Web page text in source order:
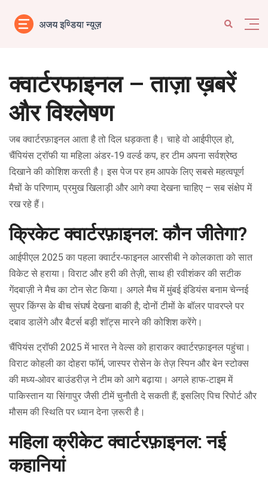
क्वार्टरफाइनल – ताज़ा ख़बरें
और विश्लेषण
जब क्वार्टरफ़ाइनल आता है तो दिल धड़कता है। चाहे वो आईपीएल हो,
चैंपियंस ट्रॉफी या महिला अंडर‑19 वर्ल्ड कप, हर टीम अपना सर्वश्रेष्ठ
दिखाने की कोशिश करती है। इस पेज पर हम आपके लिए सबसे महत्वपूर्ण
मैचों के परिणाम, प्रमुख खिलाड़ी और आगे क्या देखना चाहिए – सब संक्षेप में
रख रहे हैं।
क्रिकेट क्वार्टरफ़ाइनल: कौन जीतेगा?
आईपीएल 2025 का पहला क्वार्टर‑फाइनल आरसीबी ने कोलकाता को सात
विकेट से हराया। विराट और हरी की तेज़ी, साथ ही रवीशंकर की सटीक
गेंदबाज़ी ने मैच का टोन सेट किया। अगले मैच में मुंबई इंडियंस बनाम चेन्नई
सुपर किंग्स के बीच संघर्ष देखना बाकी है; दोनों टीमों के बॉलर पावरप्ले पर
दबाव डालेंगे और बैटर्स बड़ी शॉट्स मारने की कोशिश करेंगे।
चैंपियंस ट्रॉफी 2025 में भारत ने वेल्स को हाराकर क्वार्टरफ़ाइनल पहुंचा।
विराट कोहली का दोहरा फॉर्म, जास्पर रोसेन के तेज़ स्पिन और बेन स्टोक्स
की मध्य‑ओवर बाउंडरीज़ ने टीम को आगे बढ़ाया। अगले हाफ‑टाइम में
पाकिस्तान या सिंगापुर जैसी टीमें चुनौती दे सकती हैं; इसलिए पिच रिपोर्ट और
मौसम की स्थिति पर ध्यान देना ज़रूरी है।
महिला क्रीकेट क्वार्टरफ़ाइनल: नई
कहानियां